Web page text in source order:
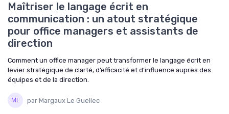
Maîtriser le langage écrit en
communication : un atout stratégique
pour office managers et assistants de
direction
Comment un office manager peut transformer le langage écrit en
levier stratégique de clarté, d’efficacité et d’influence auprès des
équipes et de la direction.
par Margaux Le Guellec